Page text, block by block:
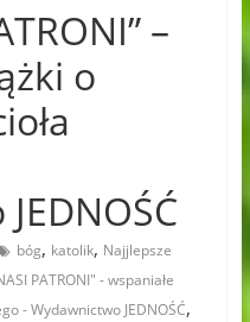
–
o
bóg, katolik, Najjlepsze
PATRONI" - wspaniałe
- Wydawnictwo JEDNOŚĆ,